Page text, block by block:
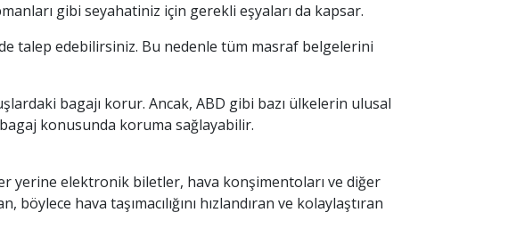
gibi seyahatiniz için gerekli eşyaları da kapsar.
talep edebilirsiniz. Bu nedenle tüm masraf belgelerini
bagajı korur. Ancak, ABD gibi bazı ülkelerin ulusal
konusunda koruma sağlayabilir.
yerine elektronik biletler, hava konşimentoları ve diğer
hava taşımacılığını hızlandıran ve kolaylaştıran